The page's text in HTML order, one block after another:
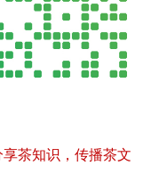
享茶知识，传播茶文